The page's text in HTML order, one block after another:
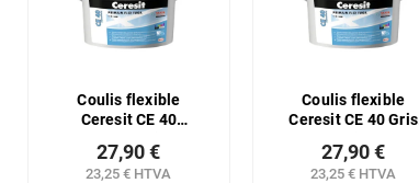
Coulis flexible
Ceresit CE 40
Manhattan 5 kg
23,25 € HTVA
27,90 €
Coulis flexible
Ceresit CE 40 Gris
23,25 € HTVA
27,90 €